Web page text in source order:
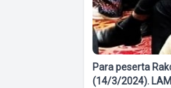
Para peserta
(14/3/2024).